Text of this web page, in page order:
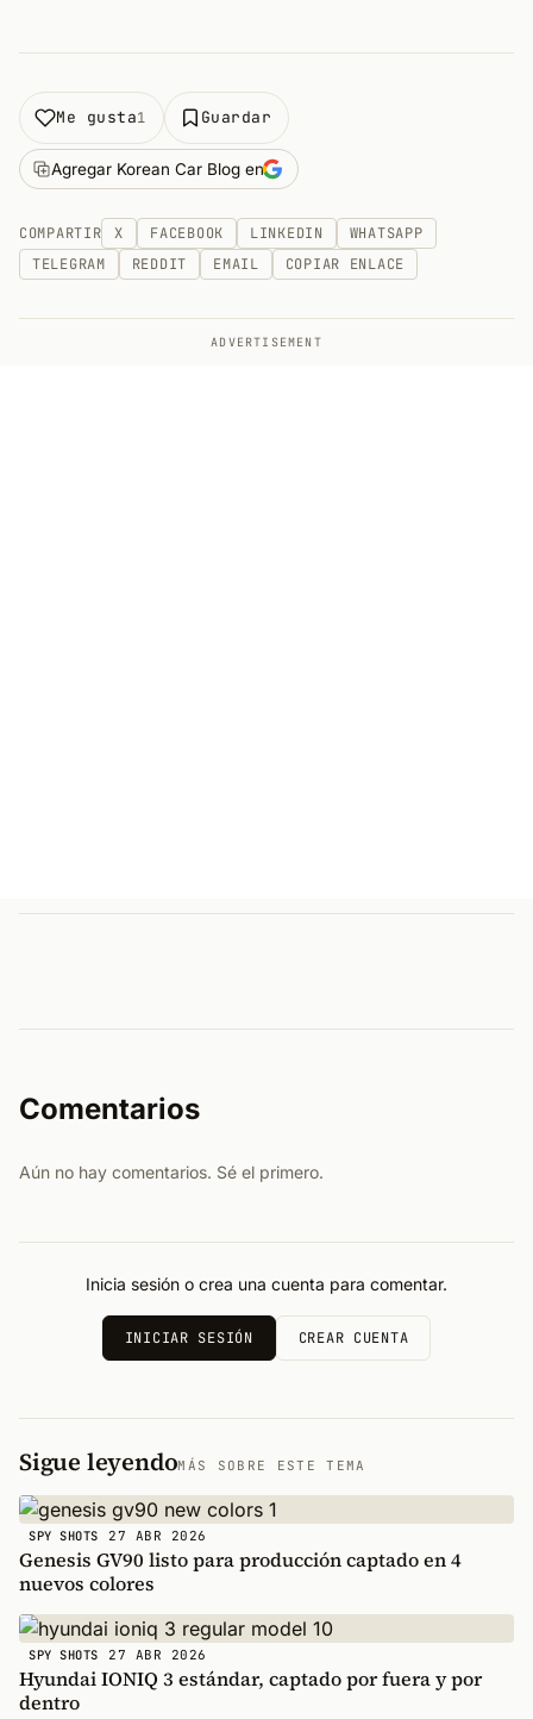
Me gusta1 Guardar
Agregar Korean Car Blog en
COMPARTIR X FACEBOOK LINKEDIN
WHATSAPP
TELEGRAM
REDDIT EMAIL COPIAR ENLACE
ADVERTISEMENT
Comentarios
Aún no hay comentarios. Sé el primero.
Inicia sesión o crea una cuenta para comentar.
INICIAR SESIÓN CREAR CUENTA
Sigue leyendoMÁS SOBRE ESTE TEMA
SPY SHOTS 27 ABR 2026
Genesis GV90 listo para producción captado en 4
nuevos colores
SPY SHOTS 27 ABR 2026
Hyundai IONIQ 3 estándar, captado por fuera y por
dentro